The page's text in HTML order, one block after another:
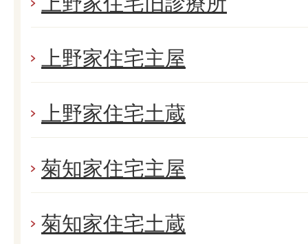
上野家住宅主屋
上野家住宅土蔵
菊知家住宅主屋
菊知家住宅土蔵